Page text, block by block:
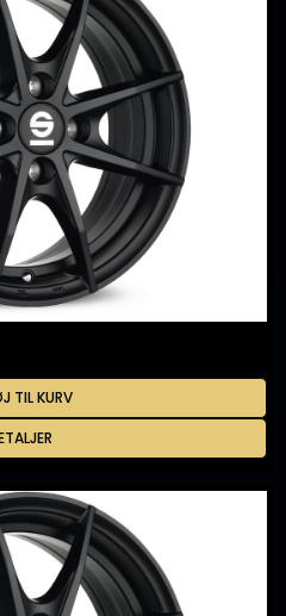
TIL KURV